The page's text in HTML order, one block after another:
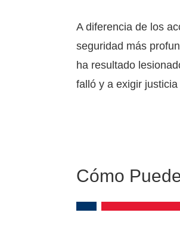
A diferencia de los
seguridad más
ha resultado
falló y a exigir
Cómo